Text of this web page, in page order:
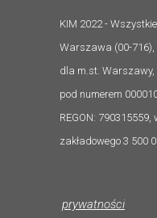
KIM 2022 -
Warszawa (00-716),
dla m.st. Warszawy,
pod numerem
REGON: 790315559,
zakładowego 3 500
prywatności